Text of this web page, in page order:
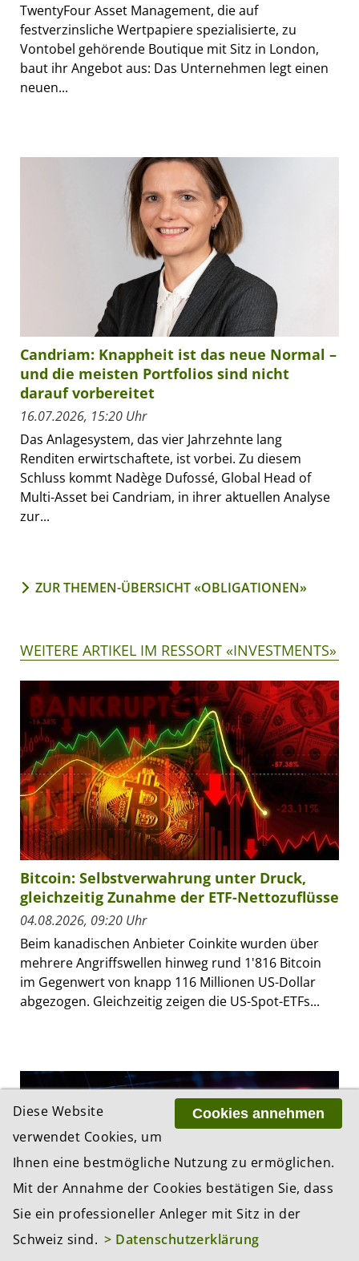
TwentyFour Asset Management, die auf
festverzinsliche Wertpapiere spezialisierte, zu
Vontobel gehörende Boutique mit Sitz in London,
baut ihr Angebot aus: Das Unternehmen legt einen
neuen...
Candriam: Knappheit ist das neue Normal –
und die meisten Portfolios sind nicht
darauf vorbereitet
16.07.2026, 15:20 Uhr
Das Anlagesystem, das vier Jahrzehnte lang
Renditen erwirtschaftete, ist vorbei. Zu diesem
Schluss kommt Nadège Dufossé, Global Head of
Multi-Asset bei Candriam, in ihrer aktuellen Analyse
zur...
ZUR THEMEN-ÜBERSICHT «OBLIGATIONEN»
WEITERE ARTIKEL IM RESSORT «INVESTMENTS»
Bitcoin: Selbstverwahrung unter Druck,
gleichzeitig Zunahme der ETF-Nettozuflüsse
04.08.2026, 09:20 Uhr
Beim kanadischen Anbieter Coinkite wurden über
mehrere Angriffswellen hinweg rund 1'816 Bitcoin
im Gegenwert von knapp 116 Millionen US-Dollar
abgezogen. Gleichzeitig zeigen die US-Spot-ETFs...
Cookies annehmen
Diese Website
verwendet Cookies, um
Ihnen eine bestmögliche Nutzung zu ermöglichen.
Mit der Annahme der Cookies bestätigen Sie, dass
Sie ein professioneller Anleger mit Sitz in der
Schweiz sind. > Datenschutzerklärung